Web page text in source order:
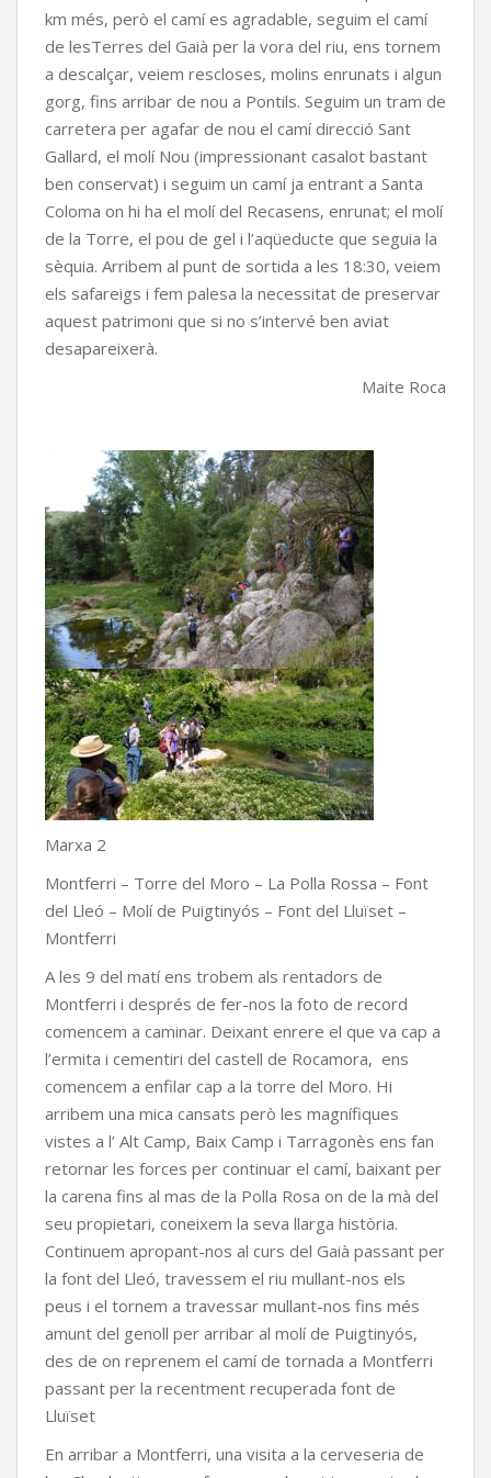
km més, però el camí es agradable, seguim el camí
de lesTerres del Gaià per la vora del riu, ens tornem
a descalçar, veiem rescloses, molins enrunats i algun
gorg, fins arribar de nou a Pontils. Seguim un tram de
carretera per agafar de nou el camí direcció Sant
Gallard, el molí Nou (impressionant casalot bastant
ben conservat) i seguim un camí ja entrant a Santa
Coloma on hi ha el molí del Recasens, enrunat; el molí
de la Torre, el pou de gel i l’aqüeducte que seguia la
sèquia. Arribem al punt de sortida a les 18:30, veiem
els safareigs i fem palesa la necessitat de preservar
aquest patrimoni que si no s’intervé ben aviat
desapareixerà.
Maite Roca
Marxa 2
Montferri – Torre del Moro – La Polla Rossa – Font
del Lleó – Molí de Puigtinyós – Font del Lluïset –
Montferri
A les 9 del matí ens trobem als rentadors de
Montferri i després de fer-nos la foto de record
comencem a caminar. Deixant enrere el que va cap a
l’ermita i cementiri del castell de Rocamora, ens
comencem a enfilar cap a la torre del Moro. Hi
arribem una mica cansats però les magnífiques
vistes a l’ Alt Camp, Baix Camp i Tarragonès ens fan
retornar les forces per continuar el camí, baixant per
la carena fins al mas de la Polla Rosa on de la mà del
seu propietari, coneixem la seva llarga història.
Continuem apropant-nos al curs del Gaià passant per
la font del Lleó, travessem el riu mullant-nos els
peus i el tornem a travessar mullant-nos fins més
amunt del genoll per arribar al molí de Puigtinyós,
des de on reprenem el camí de tornada a Montferri
passant per la recentment recuperada font de
Lluïset
En arribar a Montferri, una visita a la cerveseria de